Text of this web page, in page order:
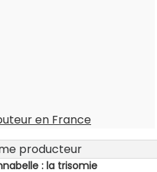
en France
producteur
: la trisomie